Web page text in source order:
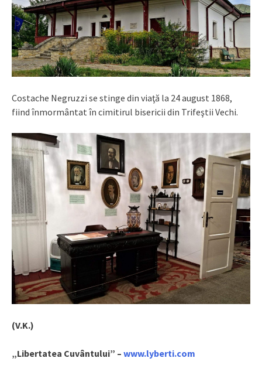
Costache Negruzzi se stinge din viaţă la 24 august 1868,
fiind înmormântat în cimitirul bisericii din Trifeştii Vechi.
(V.K.)
„Libertatea Cuvântului” – www.lyberti.com